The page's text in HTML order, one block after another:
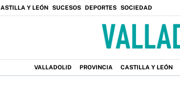
Y LEÓN SUCESOS DEPORTES SOCIEDAD
VALLADOLID PROVINCIA CASTILLA Y LEÓN